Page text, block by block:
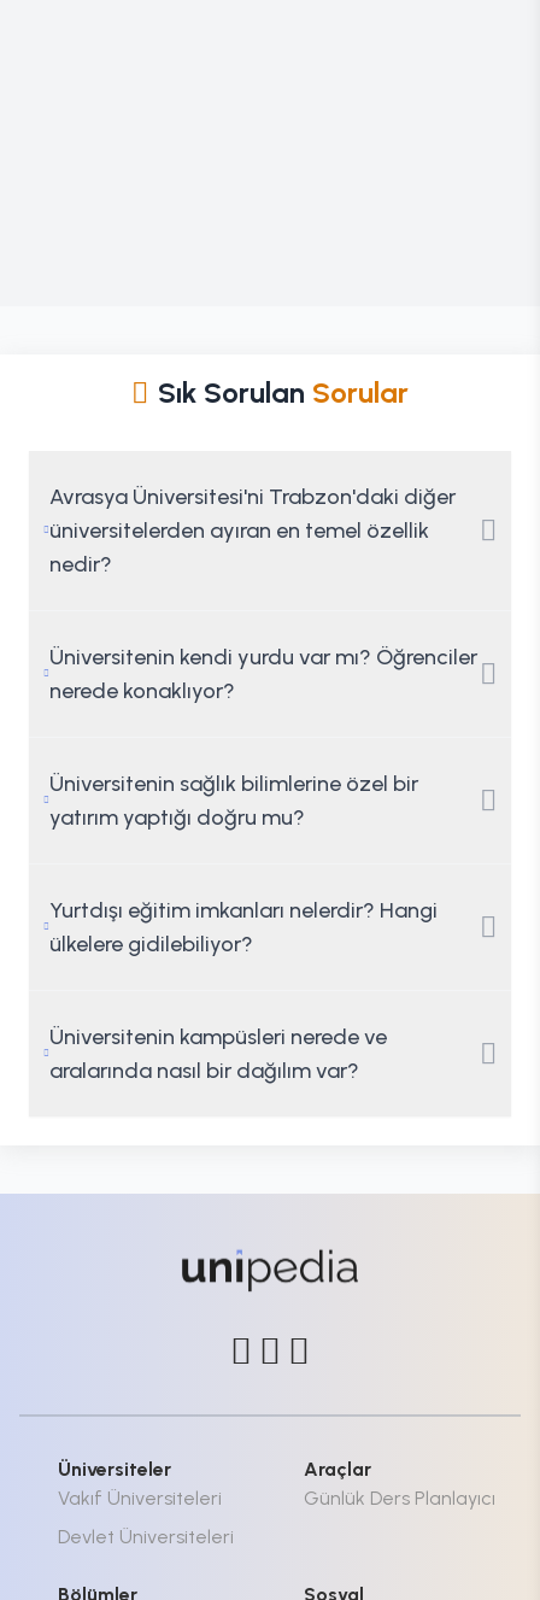
Sık Sorulan Sorular
Avrasya Üniversitesi'ni Trabzon'daki diğer
üniversitelerden ayıran en temel özellik
nedir?
Üniversitenin kendi yurdu var mı? Öğrenciler
nerede konaklıyor?
Üniversitenin sağlık bilimlerine özel bir
yatırım yaptığı doğru mu?
Yurtdışı eğitim imkanları nelerdir? Hangi
ülkelere gidilebiliyor?
Üniversitenin kampüsleri nerede ve
aralarında nasıl bir dağılım var?
Üniversiteler
Vakıf Üniversiteleri
Devlet Üniversiteleri
Araçlar
Günlük Ders Planlayıcı
Bölümler Sosyal